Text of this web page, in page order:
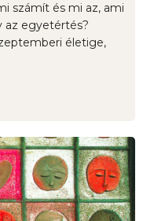
számít és mi az, ami
az egyetértés?
életige,